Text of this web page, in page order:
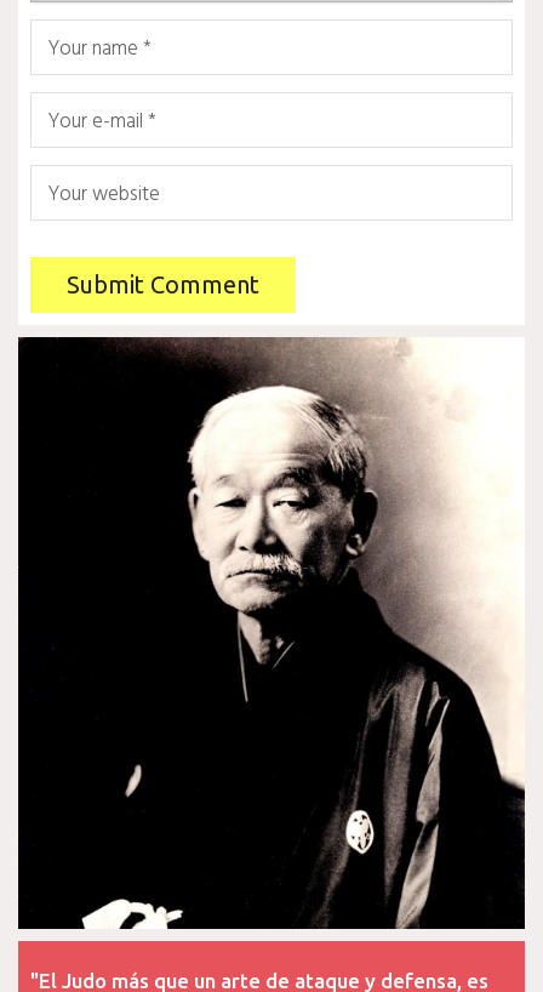
"El Judo más que un arte de ataque y defensa, es